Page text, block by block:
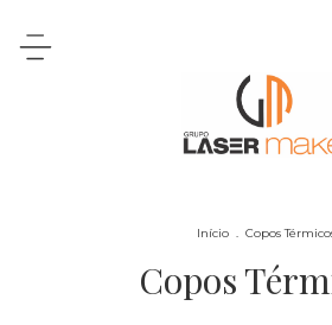
Início . Copos
Copos